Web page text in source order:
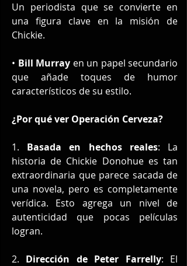
Un periodista que se convierte en
una figura clave en la misión de
Chickie.
• Bill Murray en un papel secundario
que añade toques de humor
característicos de su estilo.
¿Por qué ver Operación Cerveza?
1. Basada en hechos reales: La
historia de Chickie Donohue es tan
extraordinaria que parece sacada de
una novela, pero es completamente
verídica. Esto agrega un nivel de
autenticidad que pocas películas
logran.
2. Dirección de Peter Farrelly: El